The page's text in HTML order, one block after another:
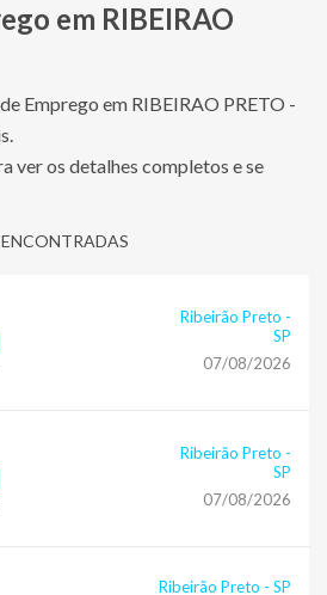
em RIBEIRAO
Emprego em RIBEIRAO PRETO -
ver os detalhes completos e se
Ribeirão Preto -
SP
07/08/2026
Ribeirão Preto -
SP
07/08/2026
Ribeirão Preto - SP